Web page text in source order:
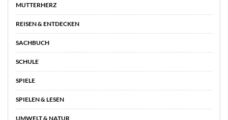
MUTTERHERZ
REISEN & ENTDECKEN
SACHBUCH
SCHULE
SPIELE
SPIELEN & LESEN
UMWELT & NATUR